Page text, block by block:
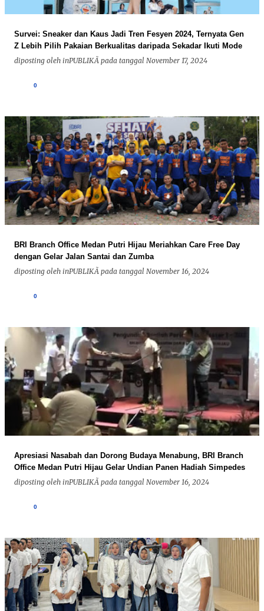
Survei: Sneaker dan Kaus Jadi Tren Fesyen 2024, Ternyata Gen
Z Lebih Pilih Pakaian Berkualitas daripada Sekadar Ikuti Mode
diposting oleh inPUBLIKÃ pada tanggal November 17, 2024
0
BRI Branch Office Medan Putri Hijau Meriahkan Care Free Day
dengan Gelar Jalan Santai dan Zumba
diposting oleh inPUBLIKÃ pada tanggal November 16, 2024
0
Apresiasi Nasabah dan Dorong Budaya Menabung, BRI Branch
Office Medan Putri Hijau Gelar Undian Panen Hadiah Simpedes
diposting oleh inPUBLIKÃ pada tanggal November 16, 2024
0